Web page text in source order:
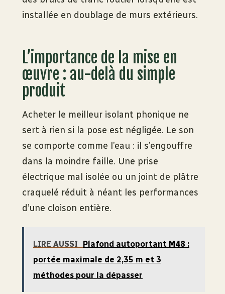
installée en doublage de murs extérieurs.
L’importance de la mise en
œuvre : au-delà du simple
produit
Acheter le meilleur isolant phonique ne
sert à rien si la pose est négligée. Le son
se comporte comme l’eau : il s’engouffre
dans la moindre faille. Une prise
électrique mal isolée ou un joint de plâtre
craquelé réduit à néant les performances
d’une cloison entière.
LIRE AUSSI
Plafond autoportant M48 :
portée maximale de 2,35 m et 3
méthodes pour la dépasser